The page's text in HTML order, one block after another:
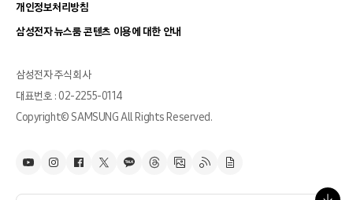
개인정보처리방침
삼성전자 뉴스룸 콘텐츠 이용에 대한 안내
삼성전자 주식회사
대표번호 : 02-2255-0114
Copyright© SAMSUNG All Rights Reserved.